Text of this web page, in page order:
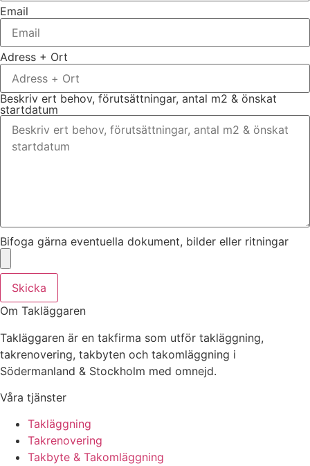
Email
Adress + Ort
Beskriv ert behov, förutsättningar, antal m2 & önskat
startdatum
Bifoga gärna eventuella dokument, bilder eller ritningar
Skicka
Om Takläggaren
Takläggaren är en takfirma som utför takläggning,
takrenovering, takbyten och takomläggning i
Södermanland & Stockholm med omnejd.
Våra tjänster
Takläggning
Takrenovering
Takbyte & Takomläggning